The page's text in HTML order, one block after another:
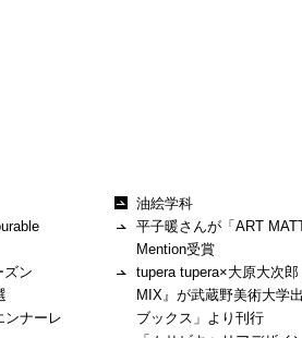
ズン
ンナーレ
油絵学科
平子暖さんが「ART
Mention受賞
tupera tupera×大原大次
MIX』が武蔵野美術大学
ブックス」より刊行